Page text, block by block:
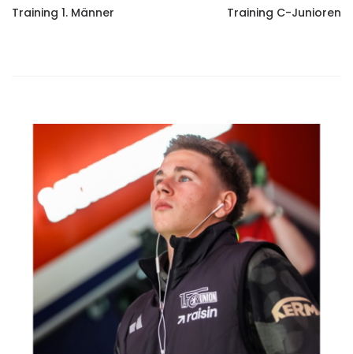
Training 1. Männer Training C-Junioren